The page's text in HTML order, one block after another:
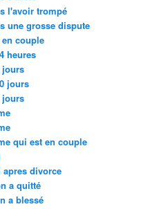
l'avoir trompé
une grosse dispute
couple
heures
jours
jours
jours
qui est en couple
divorce
a quitté
a blessé